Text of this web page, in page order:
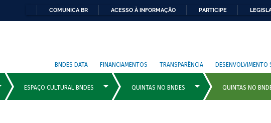
COMUNICA BR ACESSO À INFORMAÇÃO PARTICIPE
BNDES DATA FINANCIAMENTOS TRANSPARÊNCIA DESENVOLVIMENTO